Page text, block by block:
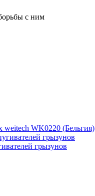
с ним
weitech WK0220 (Бельгия)
грызунов